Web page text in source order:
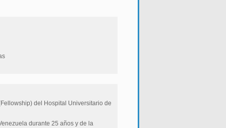
del Hospital Universitario de
durante 25 años y de la